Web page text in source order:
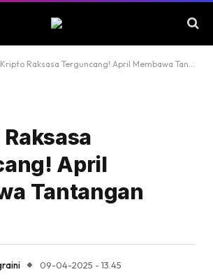
Raksasa Terguncang! April Membawa Tantangan Besar?
April
Tantangan
09-04-2025 - 13.45